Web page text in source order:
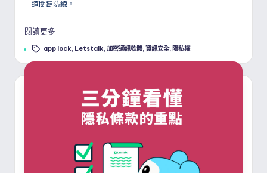
一道關鍵防線。
閱讀更多
Tags: app lock, Letstalk,加密通訊軟體,資訊安全, 隱私權